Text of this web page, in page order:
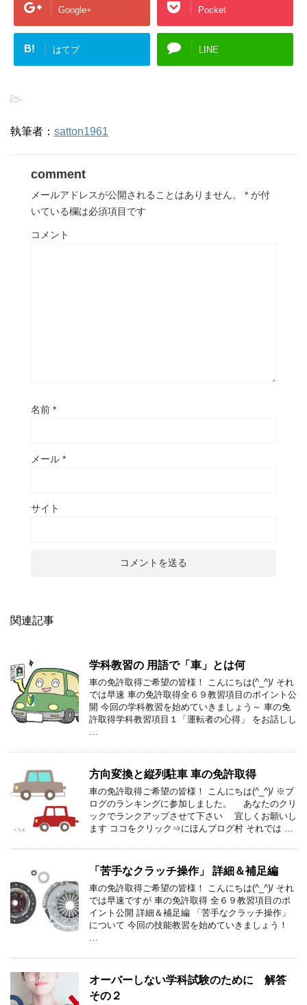
Google+ Pocket
B! はてブ LINE
-
執筆者： satton1961
comment
メールアドレスが公開されることはありません。 * が付
いている欄は必須項目です
コメント
名前 *
メール *
サイト
関連記事
学科教習の 用語で「車」とは何
車の免許取得ご希望の皆様！ こんにちは(^_^)/ それ
では早速 車の免許取得全６９教習項目のポイント公
開 今回の学科教習を始めていきましょう～ 車の免
許取得学科教習項目１「運転者の心得」 をお話しし
…
方向変換と縦列駐車 車の免許取得
車の免許取得ご希望の皆様！ こんにちは(^_^)/ ※ブ
ログのランキングに参加しました。 あなたのクリ
ックでランクアップさせて下さい 宜しくお願いし
ます ココをクリック⇒にほんブログ村 それでは …
「苦手なクラッチ操作」 詳細＆補足編
車の免許取得ご希望の皆様！ こんにちは(^_^)/ それ
では早速ですが 車の免許取得 全６９教習項目のポ
イント公開 詳細＆補足編 「苦手なクラッチ操作」
について 今回の技能教習を始めていきましょう！
…
オーバーしない学科試験のために 解答
その２